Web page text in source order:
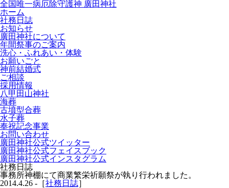
全国唯一病厄除守護神 廣田神社
ホーム
社務日誌
お知らせ
廣田神社について
年間祭事のご案内
洗心・ふれあい・体験
お願いごと
神前結婚式
ご相談
採用情報
八甲田山神社
海葬
古墳型合葬
水子葬
奉祝記念事業
お問い合わせ
廣田神社公式ツイッター
廣田神社公式フェイスブック
廣田神社公式インスタグラム
社務日誌
事務所神棚にて商業繁栄祈願祭が執り行われました。
2014.4.26 -［社務日誌］